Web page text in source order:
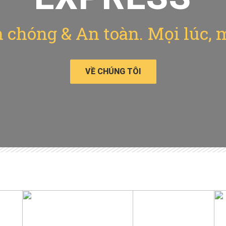
chóng & An toàn. Mọi lúc,
VỀ CHÚNG TÔI